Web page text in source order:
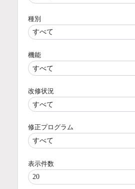
種別
機能
改修状況
修正プログラム
表示件数